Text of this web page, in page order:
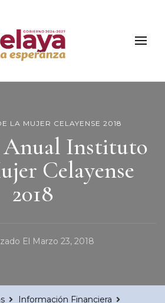
Celaya
de Celaya
LA MUJER CELAYENSE 2018
Instituto
Celayense
2018
El Marzo 23, 2018
Información Financiera